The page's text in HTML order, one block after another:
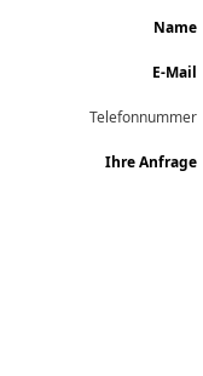
Name
E-Mail
Telefonnummer
Ihre Anfrage